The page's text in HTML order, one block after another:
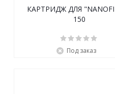
КАРТРИДЖ ДЛЯ
150
Под заказ